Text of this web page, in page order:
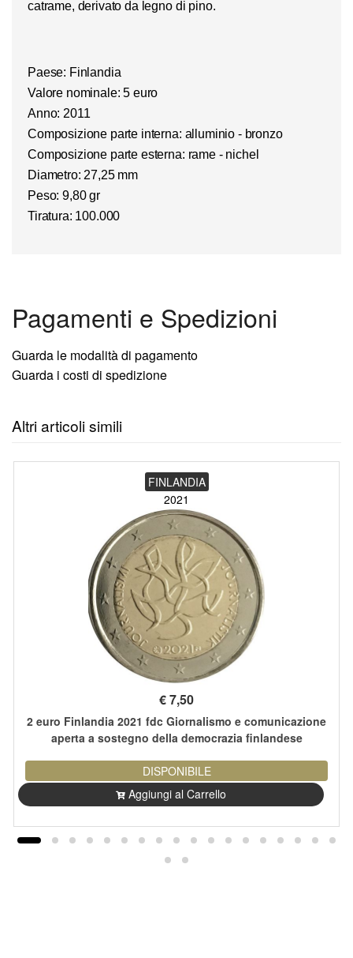
catrame, derivato da legno di pino.
Paese: Finlandia
Valore nominale: 5 euro
Anno: 2011
Composizione parte interna: alluminio - bronzo
Composizione parte esterna: rame - nichel
Diametro: 27,25 mm
Peso: 9,80 gr
Tiratura: 100.000
Pagamenti e Spedizioni
Guarda le modalità di pagamento
Guarda i costi di spedizione
Altri articoli simili
FINLANDIA
2021
€7,50
2 euro Finlandia 2021 fdc Giornalismo e comunicazione
aperta a sostegno della democrazia finlandese
DISPONIBILE
Aggiungi al Carrello